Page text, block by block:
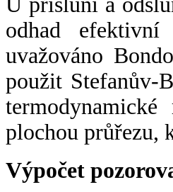
odhad
uvažováno
použit Stefanův-
plochou průřezu,
Výpočet